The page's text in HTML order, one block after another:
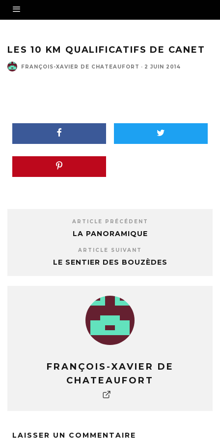
LES 10 KM QUALIFICATIFS DE CANET
FRANÇOIS-XAVIER DE CHATEAUFORT · 2 JUIN 2014
ARTICLE PRÉCÉDENT
LA PANORAMIQUE
ARTICLE SUIVANT
LE SENTIER DES BOUZÈDES
FRANÇOIS-XAVIER DE
CHATEAUFORT
LAISSER UN COMMENTAIRE